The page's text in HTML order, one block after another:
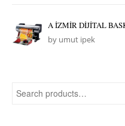
A İZMİR DİJİTAL
by umut ipek
Search for: